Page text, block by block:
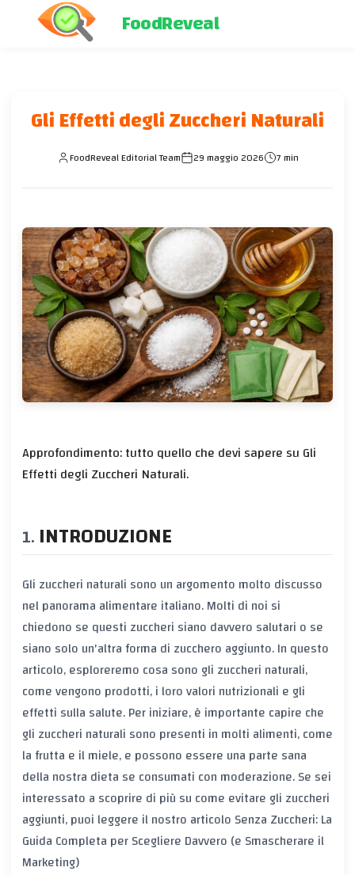
FoodReveal
Gli Effetti degli Zuccheri Naturali
FoodReveal Editorial Team 29 maggio 2026 7 min
Approfondimento: tutto quello che devi sapere su Gli
Effetti degli Zuccheri Naturali.
INTRODUZIONE
Gli zuccheri naturali sono un argomento molto discusso
nel panorama alimentare italiano. Molti di noi si
chiedono se questi zuccheri siano davvero salutari o se
siano solo un'altra forma di zucchero aggiunto. In questo
articolo, esploreremo cosa sono gli zuccheri naturali,
come vengono prodotti, i loro valori nutrizionali e gli
effetti sulla salute. Per iniziare, è importante capire che
gli zuccheri naturali sono presenti in molti alimenti, come
la frutta e il miele, e possono essere una parte sana
della nostra dieta se consumati con moderazione. Se sei
interessato a scoprire di più su come evitare gli zuccheri
aggiunti, puoi leggere il nostro articolo Senza Zuccheri: La
Guida Completa per Scegliere Davvero (e Smascherare il
Marketing)